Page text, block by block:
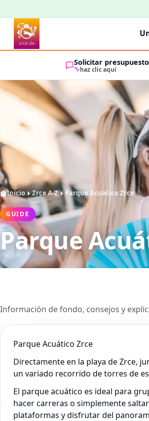
Solicitar presupuesto
haz clic aquí
Inicio Zrce A-Z Parque Acuático Zrce
GUIDE
Parque
Información de fondo, consejos y
Parque Acuático Zrce
Directamente en la playa de Zrce,
un variado recorrido de torres de
El parque acuático es ideal para
hacer carreras o simplemente
plataformas y disfrutar del